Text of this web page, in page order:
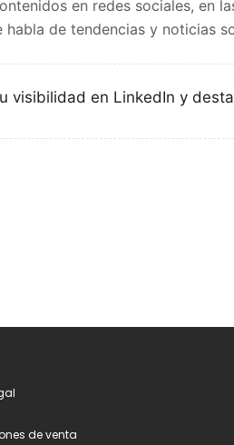
en redes sociales, en
habla de tendencias y noticias
visibilidad en LinkedIn y
de venta